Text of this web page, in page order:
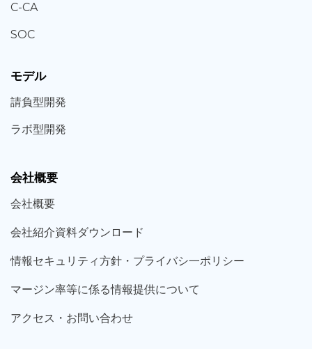
C-CA
SOC
モデル
請負型開発
ラボ型開発
会社概要
会社概要
会社紹介資料ダウンロード
情報セキュリティ方針・プライバシ一ポリシー
マージン率等に係る情報提供について
アクセス・お問い合わせ